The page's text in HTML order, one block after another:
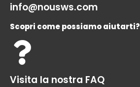
info@nousws.com
Scopri come possiamo aiutarti?
Visita la nostra FAQ